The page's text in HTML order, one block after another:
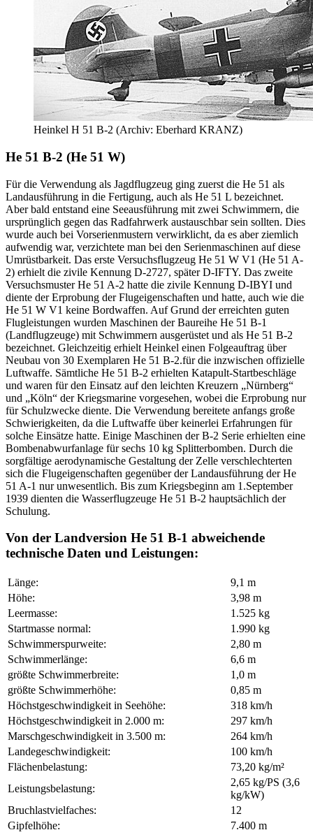
Heinkel H 51 B-2 (Archiv: Eberhard KRANZ)
He 51 B-2 (He 51 W)
Für die Verwendung als Jagdflugzeug ging zuerst die He 51 als
Landausführung in die Fertigung, auch als He 51 L bezeichnet.
Aber bald entstand eine Seeausführung mit zwei Schwimmern, die
ursprünglich gegen das Radfahrwerk austauschbar sein sollten. Dies
wurde auch bei Vorserienmustern verwirklicht, da es aber ziemlich
aufwendig war, verzichtete man bei den Serienmaschinen auf diese
Umrüstbarkeit. Das erste Versuchsflugzeug He 51 W V1 (He 51 A-
2) erhielt die zivile Kennung D-2727, später D-IFTY. Das zweite
Versuchsmuster He 51 A-2 hatte die zivile Kennung D-IBYI und
diente der Erprobung der Flugeigenschaften und hatte, auch wie die
He 51 W V1 keine Bordwaffen. Auf Grund der erreichten guten
Flugleistungen wurden Maschinen der Baureihe He 51 B-1
(Landflugzeuge) mit Schwimmern ausgerüstet und als He 51 B-2
bezeichnet. Gleichzeitig erhielt Heinkel einen Folgeauftrag über
Neubau von 30 Exemplaren He 51 B-2.für die inzwischen offizielle
Luftwaffe. Sämtliche He 51 B-2 erhielten Katapult-Startbeschläge
und waren für den Einsatz auf den leichten Kreuzern „Nürnberg“
und „Köln“ der Kriegsmarine vorgesehen, wobei die Erprobung nur
für Schulzwecke diente. Die Verwendung bereitete anfangs große
Schwierigkeiten, da die Luftwaffe über keinerlei Erfahrungen für
solche Einsätze hatte. Einige Maschinen der B-2 Serie erhielten eine
Bombenabwurfanlage für sechs 10 kg Splitterbomben. Durch die
sorgfältige aerodynamische Gestaltung der Zelle verschlechterten
sich die Flugeigenschaften gegenüber der Landausführung der He
51 A-1 nur unwesentlich. Bis zum Kriegsbeginn am 1.September
1939 dienten die Wasserflugzeuge He 51 B-2 hauptsächlich der
Schulung.
Von der Landversion He 51 B-1 abweichende
technische Daten und Leistungen:
Länge:
9,1 m
Höhe:
3,98 m
Leermasse:
1.525 kg
Startmasse normal:
1.990 kg
Schwimmerspurweite:
2,80 m
Schwimmerlänge:
6,6 m
größte Schwimmerbreite:
1,0 m
größte Schwimmerhöhe:
0,85 m
Höchstgeschwindigkeit in Seehöhe:
318 km/h
Höchstgeschwindigkeit in 2.000 m:
297 km/h
Marschgeschwindigkeit in 3.500 m:
264 km/h
Landegeschwindigkeit:
100 km/h
Flächenbelastung:
73,20 kg/m²
Leistungsbelastung:
2,65 kg/PS (3,6
kg/kW)
Bruchlastvielfaches:
12
Gipfelhöhe:
7.400 m